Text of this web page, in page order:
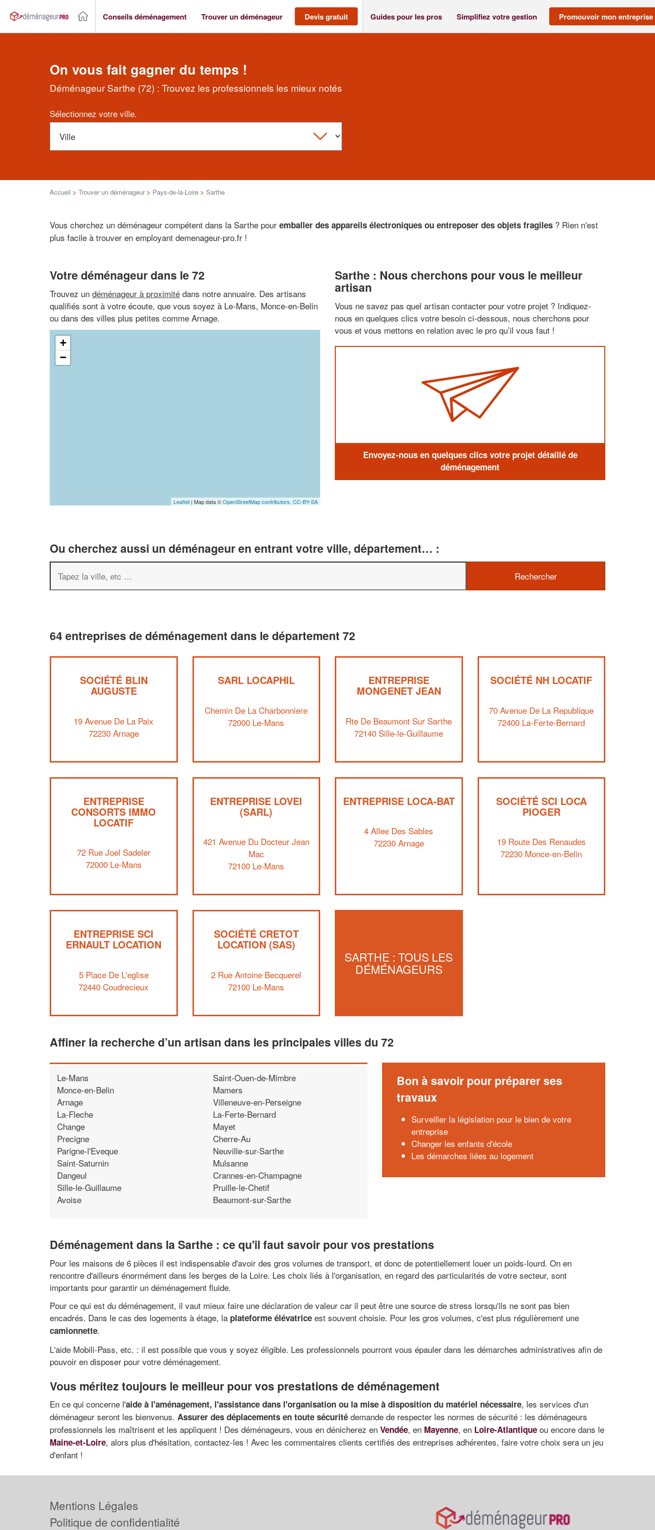
Conseils déménagement Trouver un déménageur Devis gratuit Guides pour les pros Simplifiez votre gestion Promouvoir mon entreprise
On vous fait gagner du temps !
Déménageur Sarthe (72) : Trouvez les professionnels les mieux notés
Sélectionnez votre ville.
Accueil > Trouver un déménageur > Pays-de-la-Loire > Sarthe
Vous cherchez un déménageur compétent dans la Sarthe pour emballer des appareils électroniques ou entreposer des objets fragiles ? Rien n'est
plus facile à trouver en employant demenageur-pro.fr !
Votre déménageur dans le 72
Trouvez un déménageur à proximité dans notre annuaire. Des artisans
qualifiés sont à votre écoute, que vous soyez à Le-Mans, Monce-en-Belin
ou dans des villes plus petites comme Arnage.
+
−
Leaflet | Map data ©OpenStreetMap contributors, CC-BY-SA
Sarthe : Nous cherchons pour vous le meilleur
artisan
Vous ne savez pas quel artisan contacter pour votre projet ? Indiquez-
nous en quelques clics votre besoin ci-dessous, nous cherchons pour
vous et vous mettons en relation avec le pro qu’il vous faut !
Envoyez-nous en quelques clics votre projet détaillé de
déménagement
Ou cherchez aussi un déménageur en entrant votre ville, département… :
64 entreprises de déménagement dans le département 72
SOCIÉTÉ BLIN
AUGUSTE
19 Avenue De La Paix
72230 Arnage
SARL LOCAPHIL
Chemin De La Charbonniere
72000 Le-Mans
ENTREPRISE
MONGENET JEAN
Rte De Beaumont Sur Sarthe
72140 Sille-le-Guillaume
SOCIÉTÉ NH LOCATIF
70 Avenue De La Republique
72400 La-Ferte-Bernard
ENTREPRISE
CONSORTS IMMO
LOCATIF
72 Rue Joel Sadeler
72000 Le-Mans
ENTREPRISE LOVEI
(SARL)
421 Avenue Du Docteur Jean
Mac
72100 Le-Mans
ENTREPRISE LOCA-BAT
4 Allee Des Sables
72230 Arnage
SOCIÉTÉ SCI LOCA
PIOGER
19 Route Des Renaudes
72230 Monce-en-Belin
ENTREPRISE SCI
ERNAULT LOCATION
5 Place De L'eglise
72440 Coudrecieux
SOCIÉTÉ CRETOT
LOCATION (SAS)
2 Rue Antoine Becquerel
72100 Le-Mans
SARTHE : TOUS LES
DÉMÉNAGEURS
Affiner la recherche d’un artisan dans les principales villes du 72
Le-Mans
Monce-en-Belin
Arnage
La-Fleche
Change
Precigne
Parigne-l'Eveque
Saint-Saturnin
Dangeul
Sille-le-Guillaume
Avoise
Saint-Ouen-de-Mimbre
Mamers
Villeneuve-en-Perseigne
La-Ferte-Bernard
Mayet
Cherre-Au
Neuville-sur-Sarthe
Mulsanne
Crannes-en-Champagne
Pruille-le-Chetif
Beaumont-sur-Sarthe
Bon à savoir pour préparer ses
travaux
Surveiller la législation pour le bien de votre
entreprise
Changer les enfants d'école
Les démarches liées au logement
Déménagement dans la Sarthe : ce qu'il faut savoir pour vos prestations
Pour les maisons de 6 pièces il est indispensable d'avoir des gros volumes de transport, et donc de potentiellement louer un poids-lourd. On en
rencontre d'ailleurs énormément dans les berges de la Loire. Les choix liés à l'organisation, en regard des particularités de votre secteur, sont
importants pour garantir un déménagement fluide.
Pour ce qui est du déménagement, il vaut mieux faire une déclaration de valeur car il peut être une source de stress lorsqu'ils ne sont pas bien
encadrés. Dans le cas des logements à étage, la plateforme élévatrice est souvent choisie. Pour les gros volumes, c'est plus régulièrement une
camionnette.
L'aide Mobili-Pass, etc. : il est possible que vous y soyez éligible. Les professionnels pourront vous épauler dans les démarches administratives afin de
pouvoir en disposer pour votre déménagement.
Vous méritez toujours le meilleur pour vos prestations de déménagement
En ce qui concerne l'aide à l'aménagement, l'assistance dans l'organisation ou la mise à disposition du matériel nécessaire, les services d'un
déménageur seront les bienvenus. Assurer des déplacements en toute sécurité demande de respecter les normes de sécurité : les déménageurs
professionnels les maîtrisent et les appliquent ! Des déménageurs, vous en dénicherez en Vendée, en Mayenne, en Loire-Atlantique ou encore dans le
Maine-et-Loire, alors plus d'hésitation, contactez-les ! Avec les commentaires clients certifiés des entreprises adhérentes, faire votre choix sera un jeu
d'enfant !
✕
Vous êtes un
professionnel ?
nouveaux clients!
Mentions Légales
Politique de confidentialité